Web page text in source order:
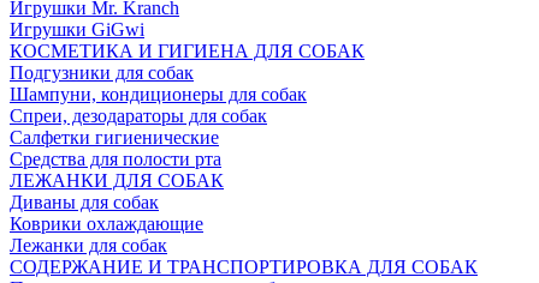
Игрушки Mr. Kranch
Игрушки GiGwi
КОСМЕТИКА И ГИГИЕНА ДЛЯ СОБАК
Подгузники для собак
Шампуни, кондиционеры для собак
Спреи, дезодараторы для собак
Салфетки гигиенические
Средства для полости рта
ЛЕЖАНКИ ДЛЯ СОБАК
Диваны для собак
Коврики охлаждающие
Лежанки для собак
СОДЕРЖАНИЕ И ТРАНСПОРТИРОВКА ДЛЯ СОБАК